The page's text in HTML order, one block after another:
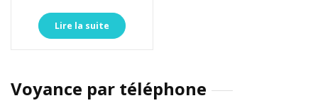
Lire la suite
Voyance par téléphone